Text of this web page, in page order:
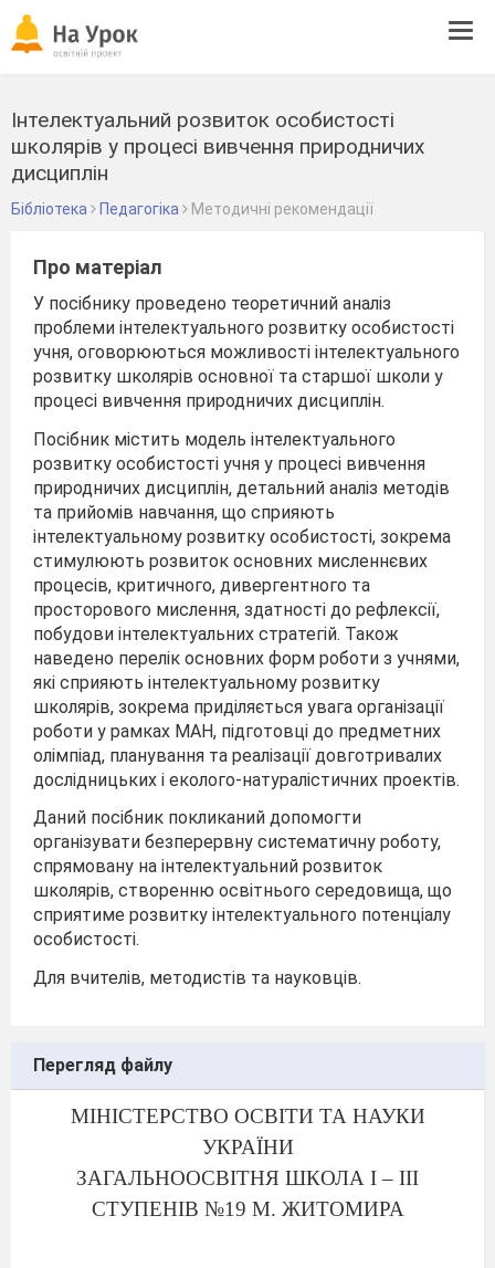
Інтелектуальний розвиток особистості
школярів у процесі вивчення природничих
дисциплін
Бібліотека Педагогіка Методичні рекомендації
Про матеріал
У посібнику проведено теоретичний аналіз
проблеми інтелектуального розвитку особистості
учня, оговорюються можливості інтелектуального
розвитку школярів основної та старшої школи у
процесі вивчення природничих дисциплін.
Посібник містить модель інтелектуального
розвитку особистості учня у процесі вивчення
природничих дисциплін, детальний аналіз методів
та прийомів навчання, що сприяють
інтелектуальному розвитку особистості, зокрема
стимулюють розвиток основних мисленнєвих
процесів, критичного, дивергентного та
просторового мислення, здатності до рефлексії,
побудови інтелектуальних стратегій. Також
наведено перелік основних форм роботи з учнями,
які сприяють інтелектуальному розвитку
школярів, зокрема приділяється увага організації
роботи у рамках МАН, підготовці до предметних
олімпіад, планування та реалізації довготривалих
дослідницьких і еколого-натуралістичних проектів.
Даний посібник покликаний допомогти
організувати безперервну систематичну роботу,
спрямовану на інтелектуальний розвиток
школярів, створенню освітнього середовища, що
сприятиме розвитку інтелектуального потенціалу
особистості.
Для вчителів, методистів та науковців.
Перегляд файлу
МІНІСТЕРСТВО ОСВІТИ ТА НАУКИ
УКРАЇНИ
ЗАГАЛЬНООСВІТНЯ ШКОЛА І – ІІІ
СТУПЕНІВ №19 М. ЖИТОМИРА